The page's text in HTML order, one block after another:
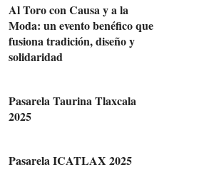
Al Toro con Causa y a la
Moda: un evento benéfico que
fusiona tradición, diseño y
solidaridad
Pasarela Taurina Tlaxcala
2025
Pasarela ICATLAX 2025